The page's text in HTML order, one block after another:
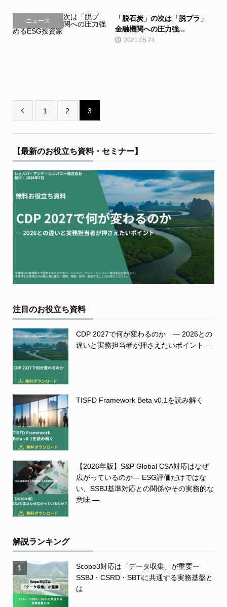
ニュース
「脱石炭」の次は「脱プラ」
金融機関への圧力強...
2021.05.24
 1 2 3
【最新のお役立ち資料・セミナー】
注目のお役立ち資料
CDP 2027で何が変わるのか ― 2026との
違いと実務担当者が押さえたいポイント ―
TISFD Framework Beta v0.1を読み解く
【2026年版】S&P Global CSA対応はなぜ
広がっているのか― ESG評価だけではな
い、SSBJ基準対応との関係やその実務的な
意味 ―
解説ランキング
1
Scope3対応は「データ収集」が重要ー
SSBJ・CSRD・SBTiに共通する実務基盤と
は